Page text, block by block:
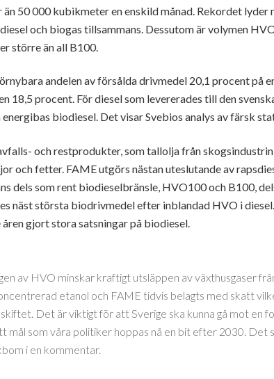
50 000 kubikmeter en enskild månad. Rekordet lyder
och biogas tillsammans. Dessutom är volymen
större än all B100.
andelen av försålda drivmedel 20,1 procent på
18,5 procent. För diesel som levererades till den
biodiesel. Det visar Svebios analys av färsk
och restprodukter, som tallolja från
och fetter. FAME utgörs nästan uteslutande av
dels som rent biodieselbränsle, HVO100 och B100,
näst största biodrivmedel efter inblandad HVO i
gjort stora satsningar på biodiesel.
av HVO minskar kraftigt utsläppen av växthusgaser
etanol och FAME tidvis belagts med skatt
Det är viktigt för att Sverige ska kunna gå mot en
mål som våra politiker hoppas nå en bit efter 2030. Det
i en kommentar.